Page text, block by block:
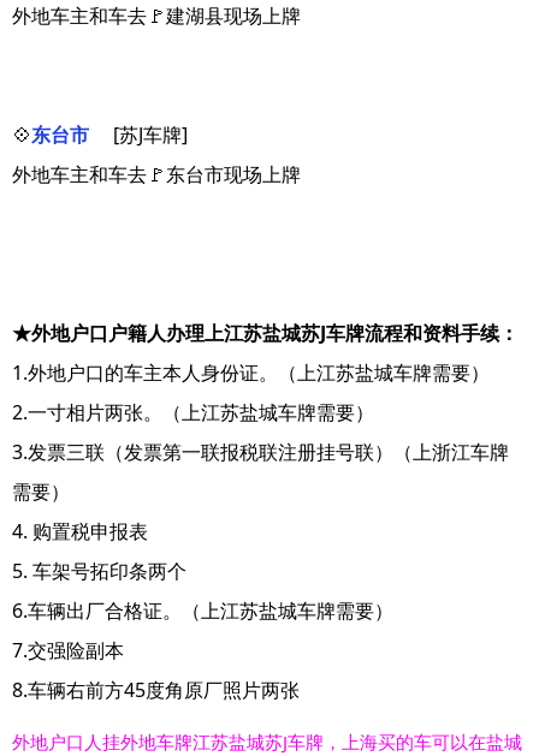
外地车主和车去🚩建湖县现场上牌
💠东台市
[苏J车牌]
外地车主和车去🚩东台市现场上牌
★外地户口户籍人办理上江苏盐城苏J车牌流程和资料手续：
1.外地户口的车主本人身份证。（上江苏盐城车牌需要）
2.一寸相片两张。（上江苏盐城车牌需要）
3.发票三联（发票第一联报税联注册挂号联）（上浙江车牌
需要）
4. 购置税申报表
5. 车架号拓印条两个
6.车辆出厂合格证。（上江苏盐城车牌需要）
7.交强险副本
8.车辆右前方45度角原厂照片两张
外地户口人挂外地车牌江苏盐城苏J车牌，上海买的车可以在盐城